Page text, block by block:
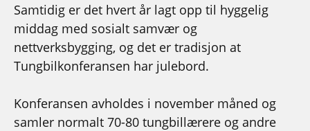
Samtidig er det hvert år lagt opp til hyggelig
middag med sosialt samvær og
nettverksbygging, og det er tradisjon at
Tungbilkonferansen har julebord.
Konferansen avholdes i november måned og
samler normalt 70-80 tungbillærere og andre